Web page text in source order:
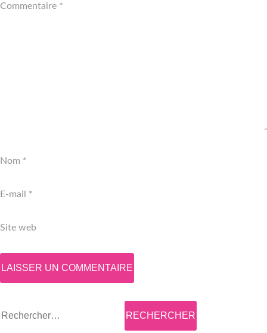
Commentaire *
Nom *
E-mail *
Site web